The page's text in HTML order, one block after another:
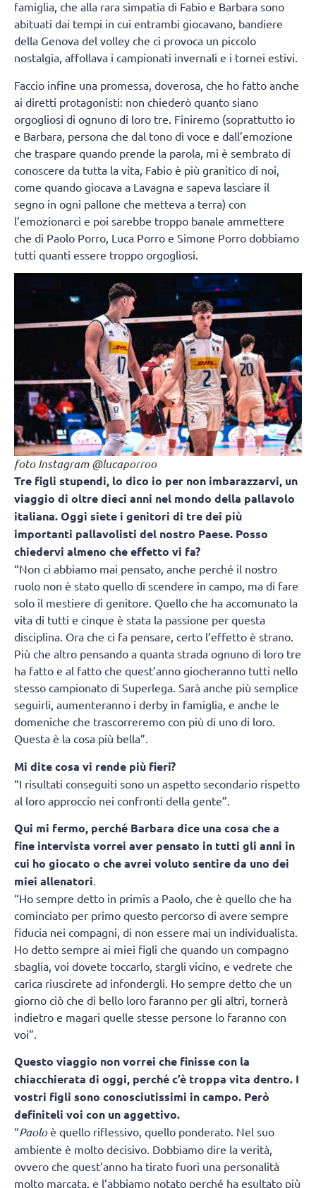
famiglia, che alla rara simpatia di Fabio e Barbara sono
abituati dai tempi in cui entrambi giocavano, bandiere
della Genova del volley che ci provoca un piccolo
nostalgia, affollava i campionati invernali e i tornei estivi.
Faccio infine una promessa, doverosa, che ho fatto anche
ai diretti protagonisti: non chiederò quanto siano
orgogliosi di ognuno di loro tre. Finiremo (soprattutto io
e Barbara, persona che dal tono di voce e dall’emozione
che traspare quando prende la parola, mi è sembrato di
conoscere da tutta la vita, Fabio è più granitico di noi,
come quando giocava a Lavagna e sapeva lasciare il
segno in ogni pallone che metteva a terra) con
l’emozionarci e poi sarebbe troppo banale ammettere
che di Paolo Porro, Luca Porro e Simone Porro dobbiamo
tutti quanti essere troppo orgogliosi.
foto Instagram @lucaporroo
Tre figli stupendi, lo dico io per non imbarazzarvi, un
viaggio di oltre dieci anni nel mondo della pallavolo
italiana. Oggi siete i genitori di tre dei più
importanti pallavolisti del nostro Paese. Posso
chiedervi almeno che effetto vi fa?
“Non ci abbiamo mai pensato, anche perché il nostro
ruolo non è stato quello di scendere in campo, ma di fare
solo il mestiere di genitore. Quello che ha accomunato la
vita di tutti e cinque è stata la passione per questa
disciplina. Ora che ci fa pensare, certo l’effetto è strano.
Più che altro pensando a quanta strada ognuno di loro tre
ha fatto e al fatto che quest’anno giocheranno tutti nello
stesso campionato di Superlega. Sarà anche più semplice
seguirli, aumenteranno i derby in famiglia, e anche le
domeniche che trascorreremo con più di uno di loro.
Questa è la cosa più bella”.
Mi dite cosa vi rende più fieri?
“I risultati conseguiti sono un aspetto secondario rispetto
al loro approccio nei confronti della gente”.
Qui mi fermo, perché Barbara dice una cosa che a
fine intervista vorrei aver pensato in tutti gli anni in
cui ho giocato o che avrei voluto sentire da uno dei
miei allenatori.
“Ho sempre detto in primis a Paolo, che è quello che ha
cominciato per primo questo percorso di avere sempre
fiducia nei compagni, di non essere mai un individualista.
Ho detto sempre ai miei figli che quando un compagno
sbaglia, voi dovete toccarlo, stargli vicino, e vedrete che
carica riuscirete ad infondergli. Ho sempre detto che un
giorno ciò che di bello loro faranno per gli altri, tornerà
indietro e magari quelle stesse persone lo faranno con
voi”.
Questo viaggio non vorrei che finisse con la
chiacchierata di oggi, perché c’è troppa vita dentro. I
vostri figli sono conosciutissimi in campo. Però
definiteli voi con un aggettivo.
“Paoloè quello riflessivo, quello ponderato. Nel suo
ambiente è molto decisivo. Dobbiamo dire la verità,
ovvero che quest’anno ha tirato fuori una personalità
molto marcata, e l’abbiamo notato perché ha esultato più